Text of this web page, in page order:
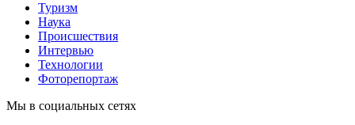
Туризм
Наука
Происшествия
Интервью
Технологии
Фоторепортаж
Мы в социальных сетях